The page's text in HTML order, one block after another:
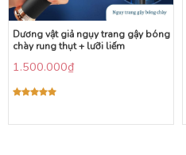
Dương vật giả ngụy trang gậy bóng
chày rung thụt + lưỡi liếm
1.500.000₫
5 sao